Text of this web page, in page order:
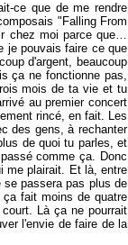
ce que de me rendre
"Falling From
chez moi parce que…
je pouvais faire ce que
d'argent, beaucoup
ça ne fonctionne pas,
mois de ta vie et tu
au premier concert
rincé, en fait. Les
des gens, à rechanter
de quoi tu parles, et
comme ça. Donc
me plairait. Et là, entre
passera pas plus de
fait moins de quatre
Là ça ne pourrait
l'envie de faire de la